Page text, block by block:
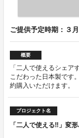
ご提供予定時期：３
概要
「二人で使えるシェア
こだわった日本製です
約購入いただけます。
プロジェクト名
「二人で使える‼」変